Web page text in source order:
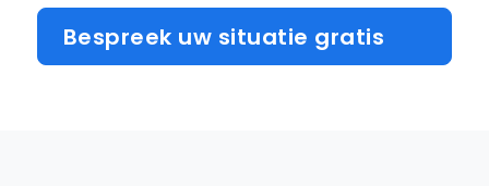
Bespreek uw situatie gratis